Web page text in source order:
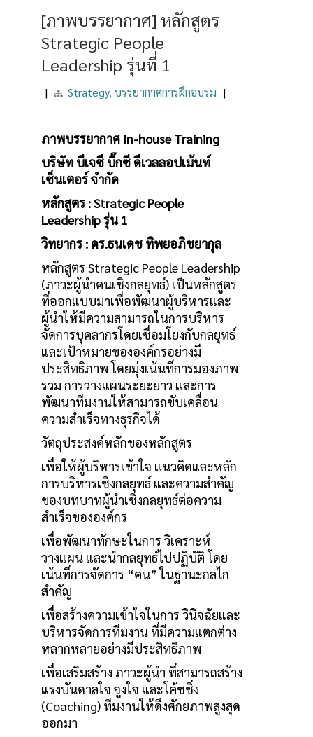
[ภาพบรรยากาศ] หลักสูตร
Strategic People
Leadership รุ่นที่ 1
| Strategy, บรรยากาศการฝึกอบรม |
ภาพบรรยากาศ In-house Training
บริษัท บีเจซี บิ๊กซี ดีเวลลอปเม้นท์
เซ็นเตอร์ จำกัด
หลักสูตร : Strategic People
Leadership รุ่น 1
วิทยากร : ดร.ธนเดช ทิพยอภิชยากุล
หลักสูตร Strategic People Leadership
(ภาวะผู้นำคนเชิงกลยุทธ์) เป็นหลักสูตร
ที่ออกแบบมาเพื่อพัฒนาผู้บริหารและ
ผู้นำให้มีความสามารถในการบริหาร
จัดการบุคลากรโดยเชื่อมโยงกับกลยุทธ์
และเป้าหมายขององค์กรอย่างมี
ประสิทธิภาพ โดยมุ่งเน้นที่การมองภาพ
รวม การวางแผนระยะยาว และการ
พัฒนาทีมงานให้สามารถขับเคลื่อน
ความสำเร็จทางธุรกิจได้
วัตถุประสงค์หลักของหลักสูตร
เพื่อให้ผู้บริหารเข้าใจ แนวคิดและหลัก
การบริหารเชิงกลยุทธ์ และความสำคัญ
ของบทบาทผู้นำเชิงกลยุทธ์ต่อความ
สำเร็จขององค์กร
เพื่อพัฒนาทักษะในการ วิเคราะห์
วางแผน และนำกลยุทธ์ไปปฏิบัติ โดย
เน้นที่การจัดการ “คน” ในฐานะกลไก
สำคัญ
เพื่อสร้างความเข้าใจในการ วินิจฉัยและ
บริหารจัดการทีมงาน ที่มีความแตกต่าง
หลากหลายอย่างมีประสิทธิภาพ
เพื่อเสริมสร้าง ภาวะผู้นำ ที่สามารถสร้าง
แรงบันดาลใจ จูงใจ และโค้ชชิ่ง
(Coaching) ทีมงานให้ดึงศักยภาพสูงสุด
ออกมา